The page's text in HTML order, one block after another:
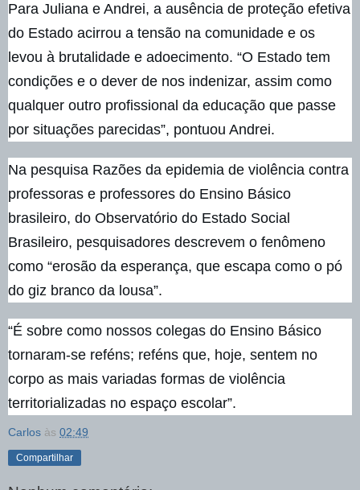
Para Juliana e Andrei, a ausência de proteção efetiva
do Estado acirrou a tensão na comunidade e os
levou à brutalidade e adoecimento. “O Estado tem
condições e o dever de nos indenizar, assim como
qualquer outro profissional da educação que passe
por situações parecidas”, pontuou Andrei.
Na pesquisa Razões da epidemia de violência contra
professoras e professores do Ensino Básico
brasileiro, do Observatório do Estado Social
Brasileiro, pesquisadores descrevem o fenômeno
como “erosão da esperança, que escapa como o pó
do giz branco da lousa”.
“É sobre como nossos colegas do Ensino Básico
tornaram-se reféns; reféns que, hoje, sentem no
corpo as mais variadas formas de violência
territorializadas no espaço escolar”.
Carlos às 02:49
Compartilhar